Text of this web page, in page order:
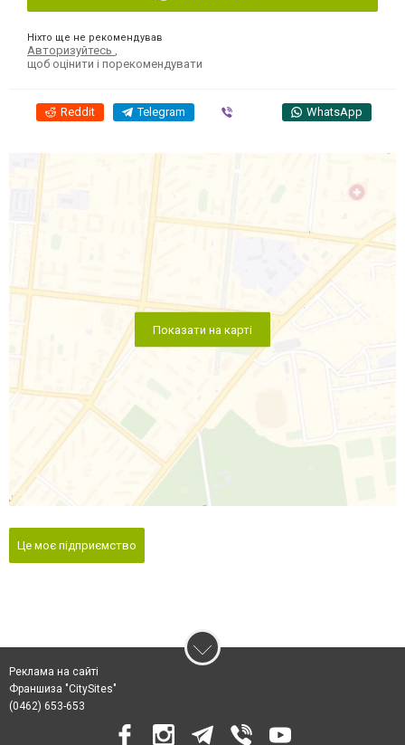
Ніхто ще не рекомендував
Авторизуйтесь
щоб оцінити і порекомендувати
Reddit Telegram WhatsApp
Показати на карті
Це моє підприємство
Реклама на сайті
Франшиза "CitySites"
(0462) 653-653